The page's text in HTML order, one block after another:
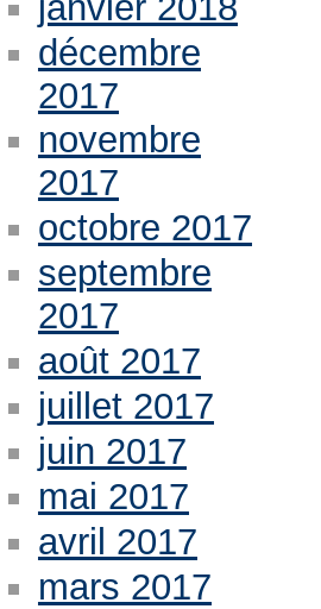
décembre
2017
novembre
2017
octobre 2017
septembre
2017
août 2017
juillet 2017
juin 2017
mai 2017
avril 2017
mars 2017